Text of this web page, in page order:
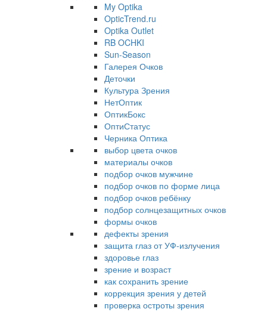
My Optika
OpticTrend.ru
Optika Outlet
RB OCHKI
Sun-Season
Галерея Очков
Деточки
Культура Зрения
НетОптик
ОптикБокс
ОптиСтатус
Черника Оптика
выбор цвета очков
материалы очков
подбор очков мужчине
подбор очков по форме лица
подбор очков ребёнку
подбор солнцезащитных очков
формы очков
дефекты зрения
защита глаз от УФ-излучения
здоровье глаз
зрение и возраст
как сохранить зрение
коррекция зрения у детей
проверка остроты зрения